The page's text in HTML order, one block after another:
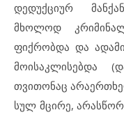
დედუქციურ
მხოლოდ
ფიქრობდა და
მოისაკლისებდა
თვითონაც
სულ მცირე,